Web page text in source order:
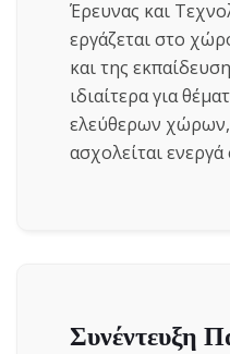
Έρευνας και
εργάζεται στο
και της
ιδιαίτερα για
ελεύθερων χώρων,
ασχολείται
Συνέντευξη